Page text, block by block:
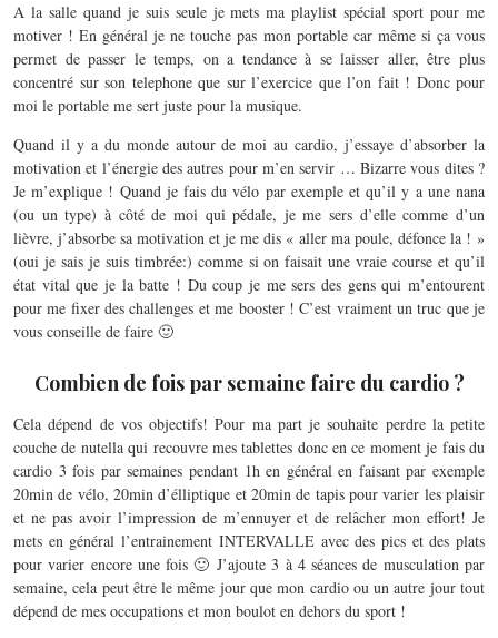
A la salle quand je suis seule je mets ma playlist spécial sport pour me
motiver ! En général je ne touche pas mon portable car même si ça vous
permet de passer le temps, on a tendance à se laisser aller, être plus
concentré sur son telephone que sur l’exercice que l’on fait ! Donc pour
moi le portable me sert juste pour la musique.
Quand il y a du monde autour de moi au cardio, j’essaye d’absorber la
motivation et l’énergie des autres pour m’en servir … Bizarre vous dites ?
Je m’explique ! Quand je fais du vélo par exemple et qu’il y a une nana
(ou un type) à côté de moi qui pédale, je me sers d’elle comme d’un
lièvre, j’absorbe sa motivation et je me dis « aller ma poule, défonce la ! »
(oui je sais je suis timbrée:) comme si on faisait une vraie course et qu’il
état vital que je la batte ! Du coup je me sers des gens qui m’entourent
pour me fixer des challenges et me booster ! C’est vraiment un truc que je
vous conseille de faire 🙂
Combien de fois par semaine faire du cardio ?
Cela dépend de vos objectifs! Pour ma part je souhaite perdre la petite
couche de nutella qui recouvre mes tablettes donc en ce moment je fais du
cardio 3 fois par semaines pendant 1h en général en faisant par exemple
20min de vélo, 20min d’élliptique et 20min de tapis pour varier les plaisir
et ne pas avoir l’impression de m’ennuyer et de relâcher mon effort! Je
mets en général l’entrainement INTERVALLE avec des pics et des plats
pour varier encore une fois 🙂 J’ajoute 3 à 4 séances de musculation par
semaine, cela peut être le même jour que mon cardio ou un autre jour tout
dépend de mes occupations et mon boulot en dehors du sport !